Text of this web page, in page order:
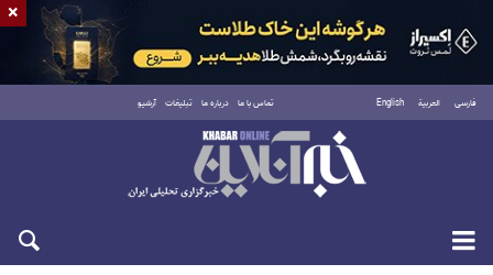
فارسی العربية English تماس با ما درباره ما تبلیغات آرشیو
جمعه ۱۶ مرداد ۱۴۰۵
×